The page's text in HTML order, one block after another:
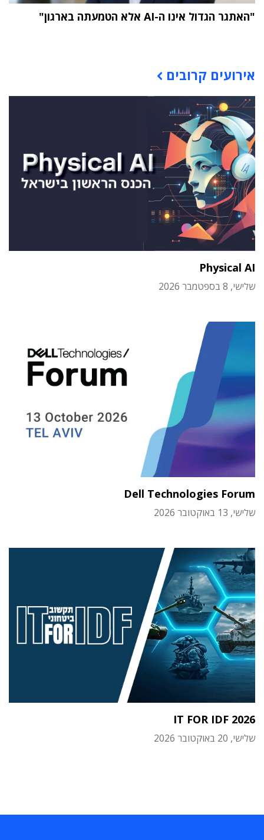
"האתגר הגדול אינו ה-AI אלא הטמעתה בארגון"
אירועים קרובים
Physical AI
שלישי, 8 בספטמבר 2026
Dell Technologies Forum
שלישי, 13 באוקטובר 2026
IT FOR IDF 2026
שלישי, 20 באוקטובר 2026